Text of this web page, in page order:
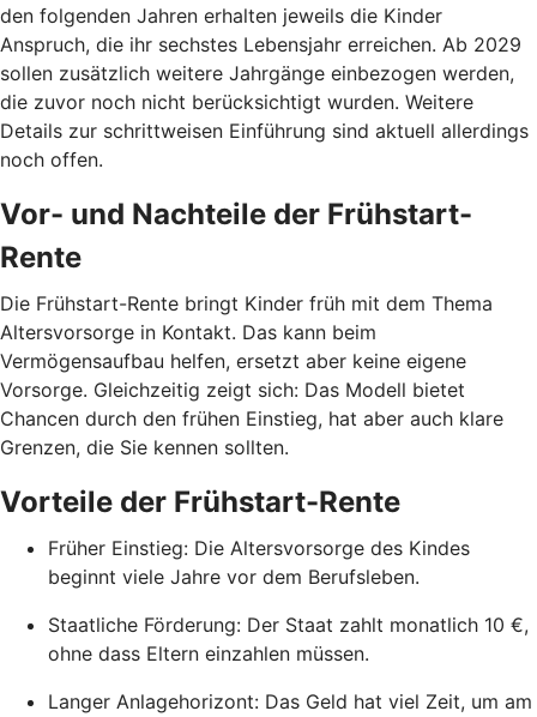
den folgenden Jahren erhalten jeweils die Kinder
Anspruch, die ihr sechstes Lebensjahr erreichen. Ab 2029
sollen zusätzlich weitere Jahrgänge einbezogen werden,
die zuvor noch nicht berücksichtigt wurden. Weitere
Details zur schrittweisen Einführung sind aktuell allerdings
noch offen.
Vor- und Nachteile der Frühstart-
Rente
Die Frühstart-Rente bringt Kinder früh mit dem Thema
Altersvorsorge in Kontakt. Das kann beim
Vermögensaufbau helfen, ersetzt aber keine eigene
Vorsorge. Gleichzeitig zeigt sich: Das Modell bietet
Chancen durch den frühen Einstieg, hat aber auch klare
Grenzen, die Sie kennen sollten.
Vorteile der Frühstart-Rente
Früher Einstieg: Die Altersvorsorge des Kindes
beginnt viele Jahre vor dem Berufsleben.
Staatliche Förderung: Der Staat zahlt monatlich 10 €,
ohne dass Eltern einzahlen müssen.
Langer Anlagehorizont: Das Geld hat viel Zeit, um am